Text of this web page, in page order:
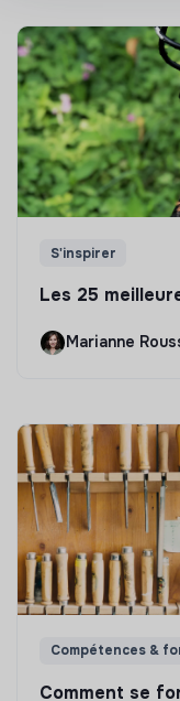
S'inspirer
Les 25
Marianne
Compétences &
Comment se